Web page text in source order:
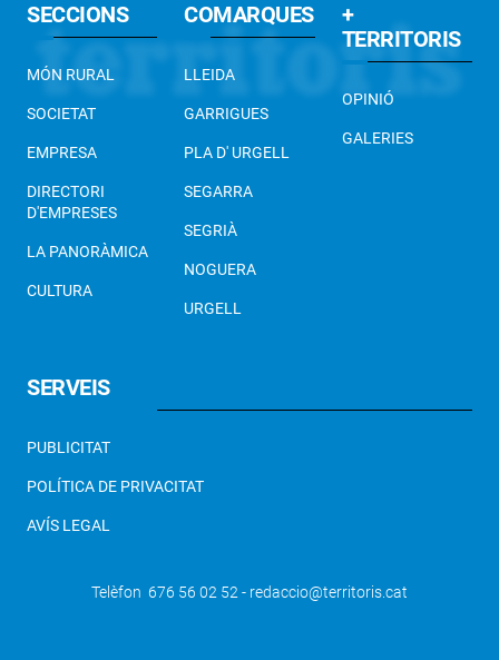
SECCIONS
MÓN RURAL
SOCIETAT
EMPRESA
DIRECTORI
D'EMPRESES
LA PANORÀMICA
CULTURA
COMARQUES
LLEIDA
GARRIGUES
PLA D' URGELL
SEGARRA
SEGRIÀ
NOGUERA
URGELL
+
TERRITORIS
OPINIÓ
GALERIES
SERVEIS
PUBLICITAT
POLÍTICA DE PRIVACITAT
AVÍS LEGAL
Telèfon 676 56 02 52 - redaccio@territoris.cat